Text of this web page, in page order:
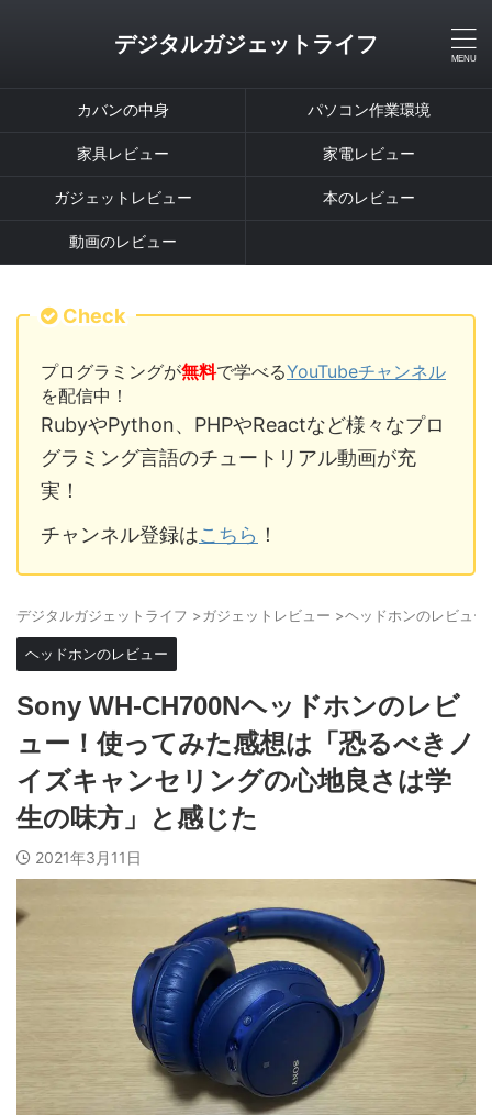
デジタルガジェットライフ
カバンの中身 パソコン作業環境
家具レビュー 家電レビュー
ガジェットレビュー 本のレビュー
動画のレビュー
Check
プログラミングが無料で学べるYouTubeチャンネル
を配信中！
RubyやPython、PHPやReactなど様々なプロ
グラミング言語のチュートリアル動画が充
実！
チャンネル登録はこちら ！
デジタルガジェットライフ >ガジェットレビュー >ヘッドホンのレビュー
ヘッドホンのレビュー
Sony WH-CH700Nヘッドホンのレビ
ュー！使ってみた感想は「恐るべきノ
イズキャンセリングの心地良さは学
生の味方」と感じた
2021年3月11日